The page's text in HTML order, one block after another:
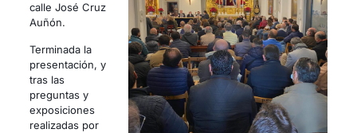
calle José Cruz
Auñón.
Terminada la
presentación, y
tras las
preguntas y
exposiciones
realizadas por